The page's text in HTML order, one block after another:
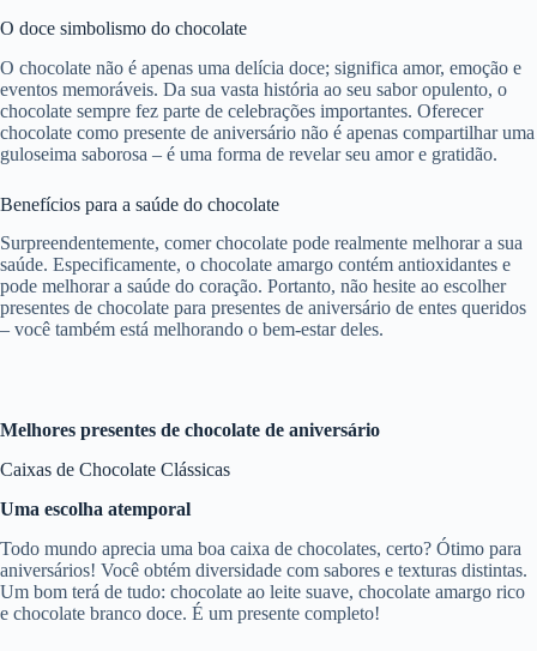
O doce simbolismo do chocolate
O chocolate não é apenas uma delícia doce; significa amor, emoção e
eventos memoráveis. Da sua vasta história ao seu sabor opulento, o
chocolate sempre fez parte de celebrações importantes. Oferecer
chocolate como presente de aniversário não é apenas compartilhar uma
guloseima saborosa – é uma forma de revelar seu amor e gratidão.
Benefícios para a saúde do chocolate
Surpreendentemente, comer chocolate pode realmente melhorar a sua
saúde. Especificamente, o chocolate amargo contém antioxidantes e
pode melhorar a saúde do coração. Portanto, não hesite ao escolher
presentes de chocolate para presentes de aniversário de entes queridos
– você também está melhorando o bem-estar deles.
Melhores presentes de chocolate de aniversário
Caixas de Chocolate Clássicas
Uma escolha atemporal
Todo mundo aprecia uma boa caixa de chocolates, certo? Ótimo para
aniversários! Você obtém diversidade com sabores e texturas distintas.
Um bom terá de tudo: chocolate ao leite suave, chocolate amargo rico
e chocolate branco doce. É um presente completo!